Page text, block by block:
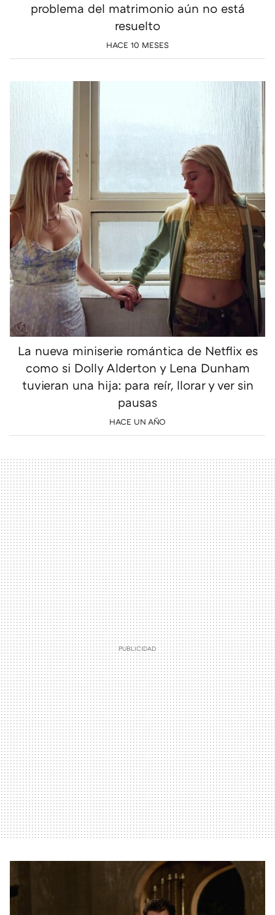
problema del matrimonio aún no está
resuelto
HACE 10 MESES
La nueva miniserie romántica de Netflix es
como si Dolly Alderton y Lena Dunham
tuvieran una hija: para reír, llorar y ver sin
pausas
HACE UN AÑO